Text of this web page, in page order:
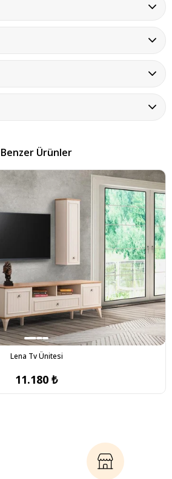
Benzer Ürünler
Lena Tv Ünitesi
11.180 ₺